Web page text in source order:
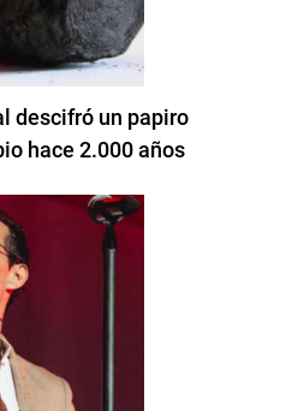
descifró un papiro
hace 2.000 años